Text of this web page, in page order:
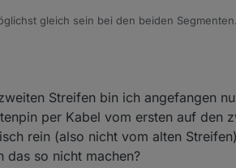
gleich sein bei den beiden
Streifen bin ich angefangen
per Kabel vom ersten auf den
rein (also nicht vom alten
das so nicht machen?